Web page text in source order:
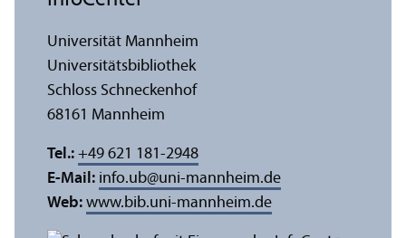
Universität Mannheim
Universitäts­bibliothek
Schloss Schneckenhof
68161 Mannheim
Tel.: +49 621 181-2948
E-Mail: info.ub@uni-mannheim.de
Web: www.bib.uni-mannheim.de